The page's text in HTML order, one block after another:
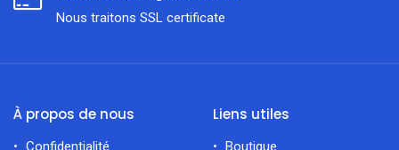
Nous traitons SSL сertificate
À propos de nous
Confidentialité
Liens utiles
Boutique